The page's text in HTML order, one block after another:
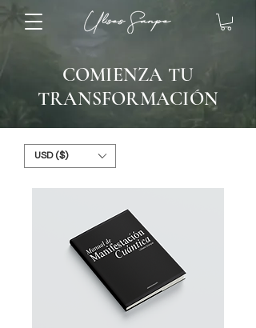
COMIENZA TU
TRANSFORMACIÓN
USD ($)